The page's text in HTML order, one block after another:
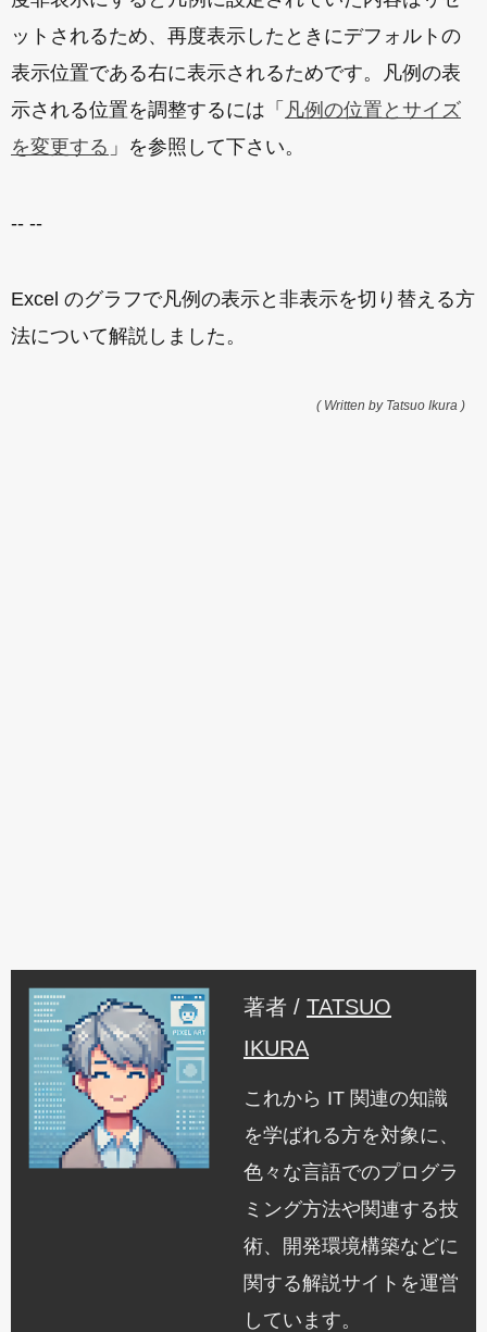
ットされるため、再度表示したときにデフォルトの
表示位置である右に表示されるためです。凡例の表
示される位置を調整するには「 凡例の位置とサイズ
を変更する 」を参照して下さい。
-- --
Excel のグラフで凡例の表示と非表示を切り替える方
法について解説しました。
( Written by Tatsuo Ikura )
著者 / TATSUO
IKURA
これから IT 関連の知識
を学ばれる方を対象に、
色々な言語でのプログラ
ミング方法や関連する技
術、開発環境構築などに
関する解説サイトを運営
しています。